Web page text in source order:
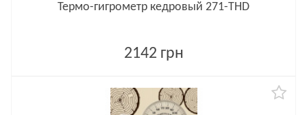
Термо-гигрометр кедровый 271-THD
2142 грн